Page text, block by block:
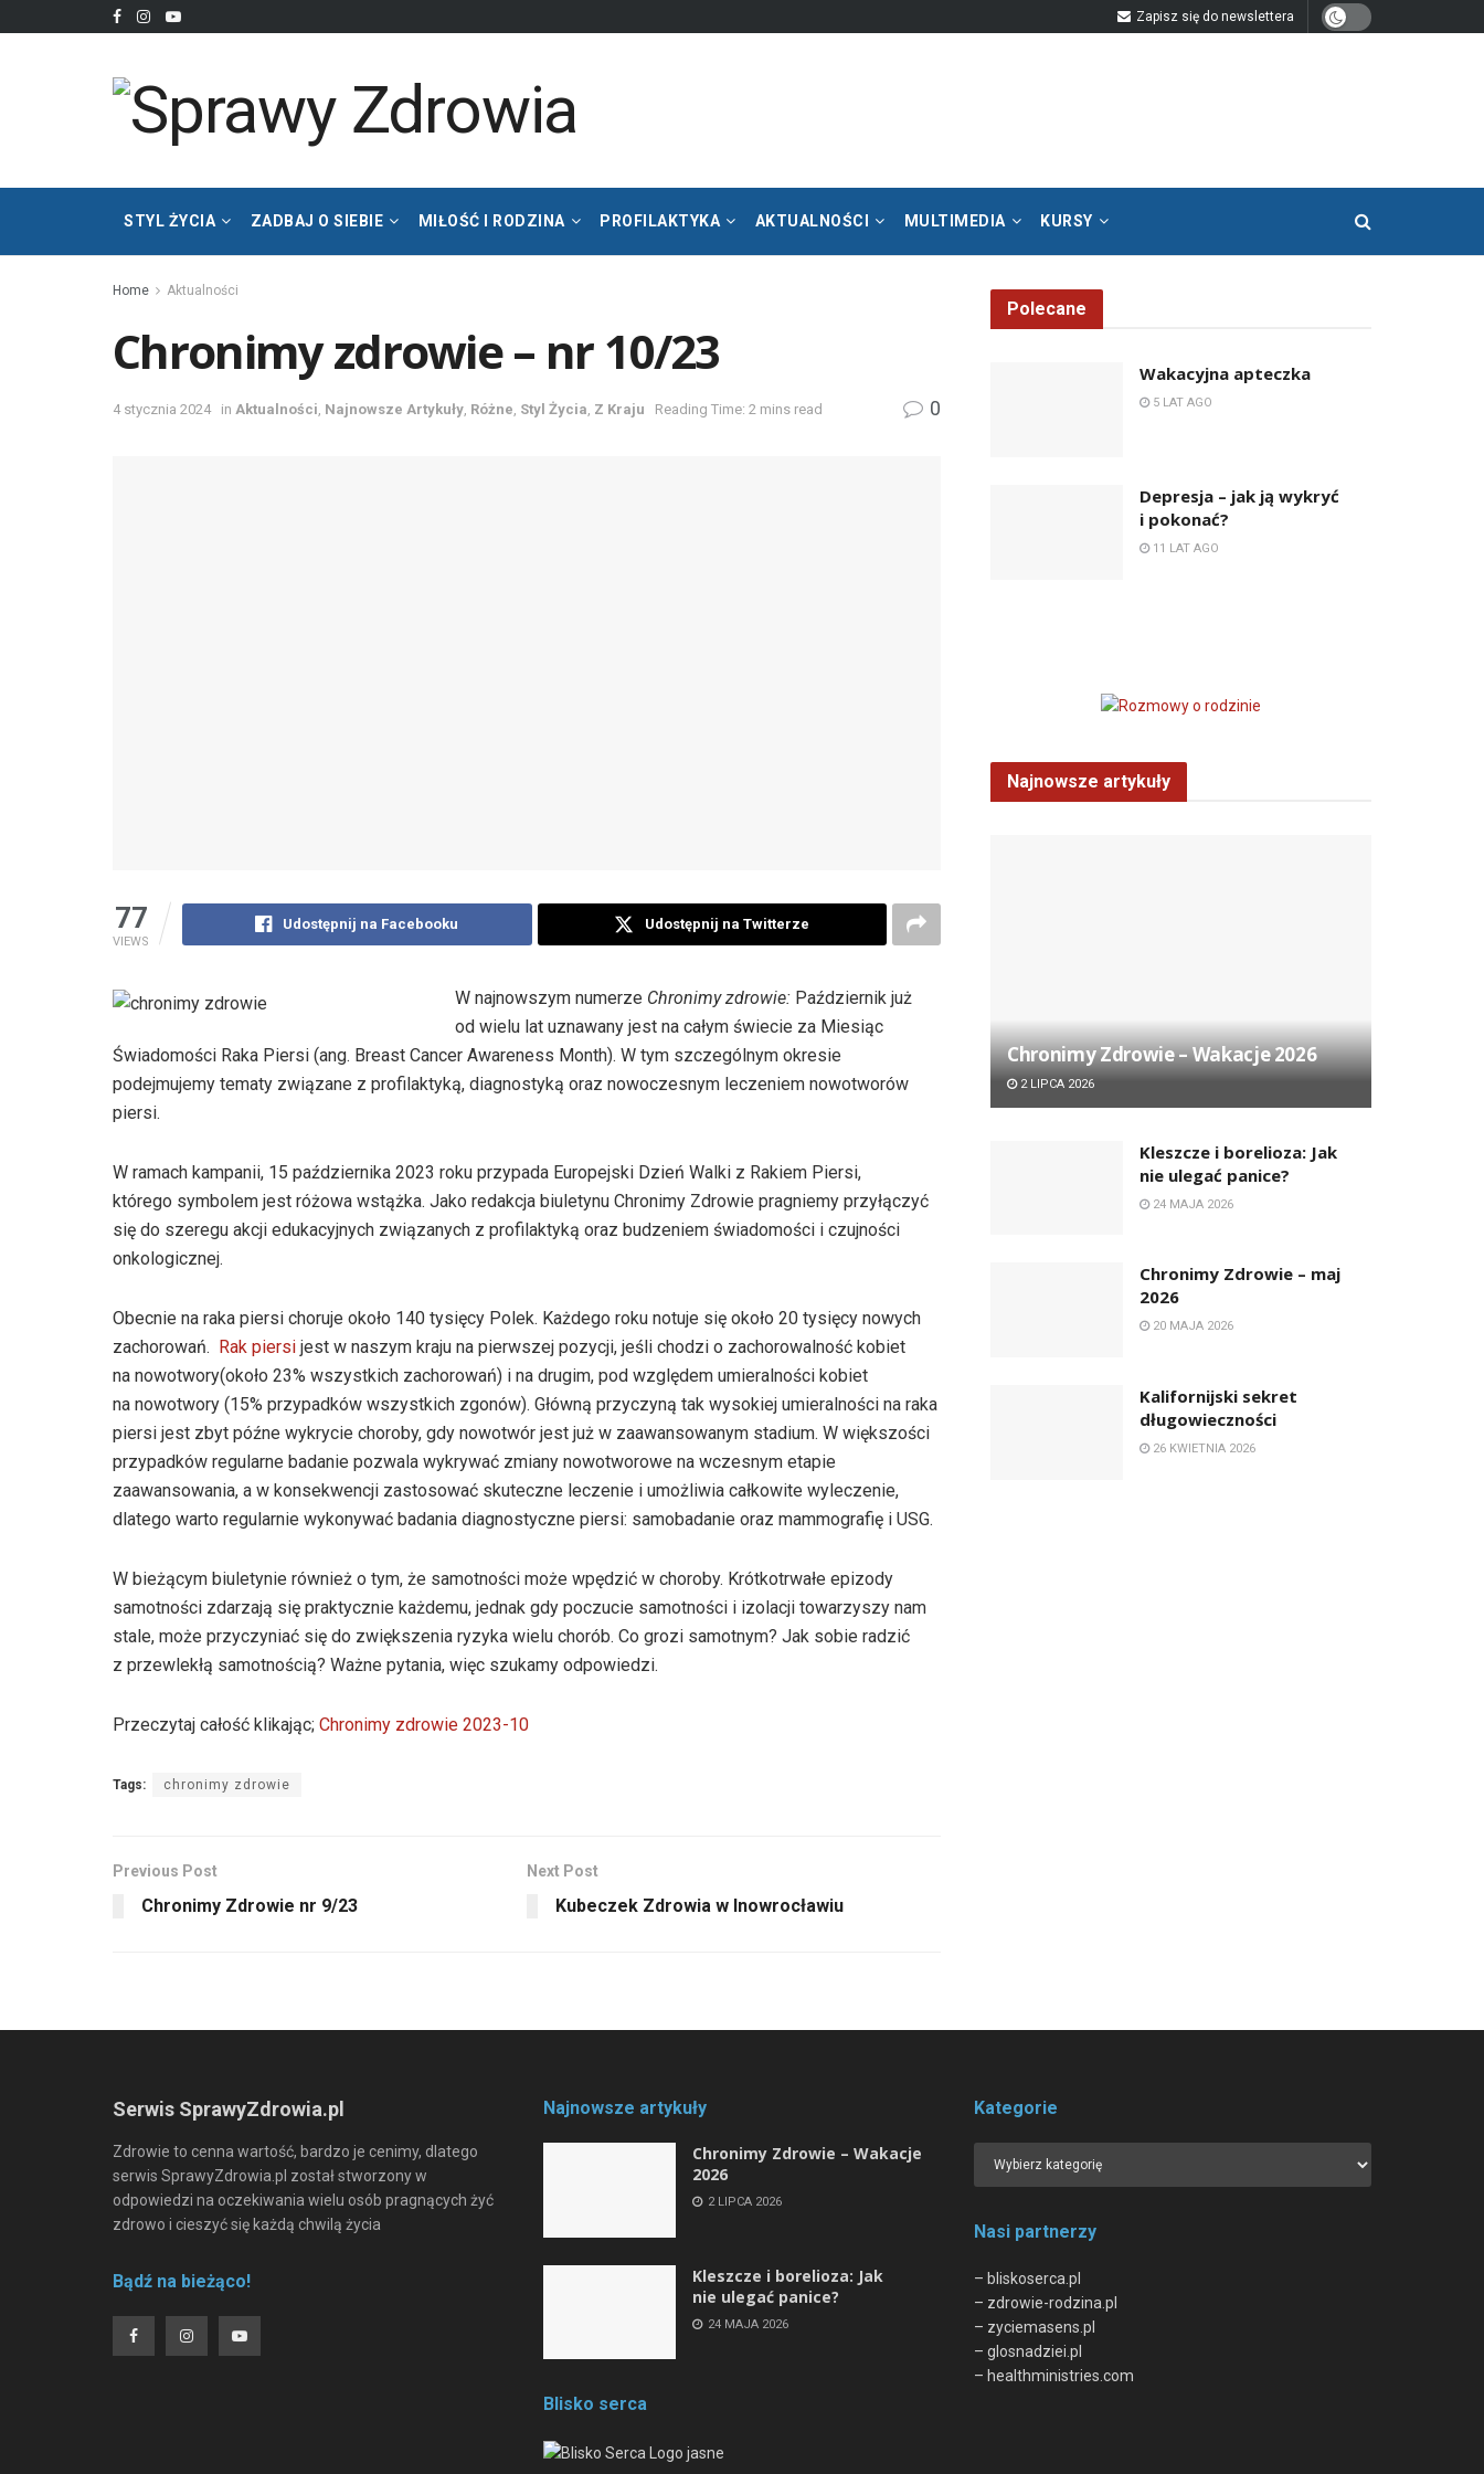
Zapisz się do newslettera
STYL ŻYCIA ZADBAJ O SIEBIE MIŁOŚĆ I RODZINA PROFILAKTYKA AKTUALNOŚCI MULTIMEDIA KURSY
Home Aktualności
Chronimy zdrowie – nr 10/23
4 stycznia 2024 in Aktualności Najnowsze Artykuły Różne Styl Życia Z Kraju Reading Time: 2 mins read 0
77
VIEWS
Udostępnij na Facebooku Udostępnij na Twitterze
W najnowszym numerze Chronimy zdrowie: Październik już
od wielu lat uznawany jest na całym świecie za Miesiąc
Świadomości Raka Piersi (ang. Breast Cancer Awareness Month). W tym szczególnym okresie
podejmujemy tematy związane z profilaktyką, diagnostyką oraz nowoczesnym leczeniem nowotworów
piersi.
W ramach kampanii, 15 października 2023 roku przypada Europejski Dzień Walki z Rakiem Piersi,
którego symbolem jest różowa wstążka. Jako redakcja biuletynu Chronimy Zdrowie pragniemy przyłączyć
się do szeregu akcji edukacyjnych związanych z profilaktyką oraz budzeniem świadomości i czujności
onkologicznej.
Obecnie na raka piersi choruje około 140 tysięcy Polek. Każdego roku notuje się około 20 tysięcy nowych
zachorowań. Rak piersi jest w naszym kraju na pierwszej pozycji, jeśli chodzi o zachorowalność kobiet
na nowotwory(około 23% wszystkich zachorowań) i na drugim, pod względem umieralności kobiet
na nowotwory (15% przypadków wszystkich zgonów). Główną przyczyną tak wysokiej umieralności na raka
piersi jest zbyt późne wykrycie choroby, gdy nowotwór jest już w zaawansowanym stadium. W większości
przypadków regularne badanie pozwala wykrywać zmiany nowotworowe na wczesnym etapie
zaawansowania, a w konsekwencji zastosować skuteczne leczenie i umożliwia całkowite wyleczenie,
dlatego warto regularnie wykonywać badania diagnostyczne piersi: samobadanie oraz mammografię i USG.
W bieżącym biuletynie również o tym, że samotności może wpędzić w choroby. Krótkotrwałe epizody
samotności zdarzają się praktycznie każdemu, jednak gdy poczucie samotności i izolacji towarzyszy nam
stale, może przyczyniać się do zwiększenia ryzyka wielu chorób. Co grozi samotnym? Jak sobie radzić
z przewlekłą samotnością? Ważne pytania, więc szukamy odpowiedzi.
Przeczytaj całość klikając; Chronimy zdrowie 2023-10
Tags: chronimy zdrowie
Previous Post
Chronimy Zdrowie nr 9/23
Next Post
Kubeczek Zdrowia w Inowrocławiu
Polecane
Wakacyjna apteczka
5 LAT AGO
Depresja – jak ją wykryć
i pokonać?
11 LAT AGO
Najnowsze artykuły
Chronimy Zdrowie ­– Wakacje 2026
2 LIPCA 2026
Kleszcze i borelioza: Jak
nie ulegać panice?
24 MAJA 2026
Chronimy Zdrowie ­– maj
2026
20 MAJA 2026
Kalifornijski sekret
długowieczności
26 KWIETNIA 2026
Serwis SprawyZdrowia.pl
Zdrowie to cenna wartość, bardzo je cenimy, dlatego
serwis SprawyZdrowia.pl został stworzony w
odpowiedzi na oczekiwania wielu osób pragnących żyć
zdrowo i cieszyć się każdą chwilą życia
Bądź na bieżąco!
Najnowsze artykuły
Chronimy Zdrowie ­– Wakacje
2026
2 LIPCA 2026
Kleszcze i borelioza: Jak
nie ulegać panice?
24 MAJA 2026
Blisko serca
Kategorie
Nasi partnerzy
– bliskoserca.pl
– zdrowie-rodzina.pl
– zyciemasens.pl
– glosnadziei.pl
– healthministries.com